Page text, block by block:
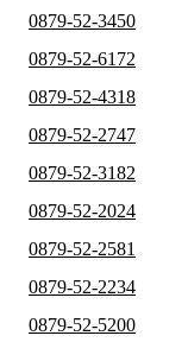
0879-52-3450
0879-52-6172
0879-52-4318
0879-52-2747
0879-52-3182
0879-52-2024
0879-52-2581
0879-52-2234
0879-52-5200